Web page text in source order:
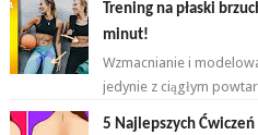
Trening na płaski
minut!
Wzmacnianie i
jedynie z ciągłym
przemian. Brzuch to nie
5 Najlepszych Ćwiczeń